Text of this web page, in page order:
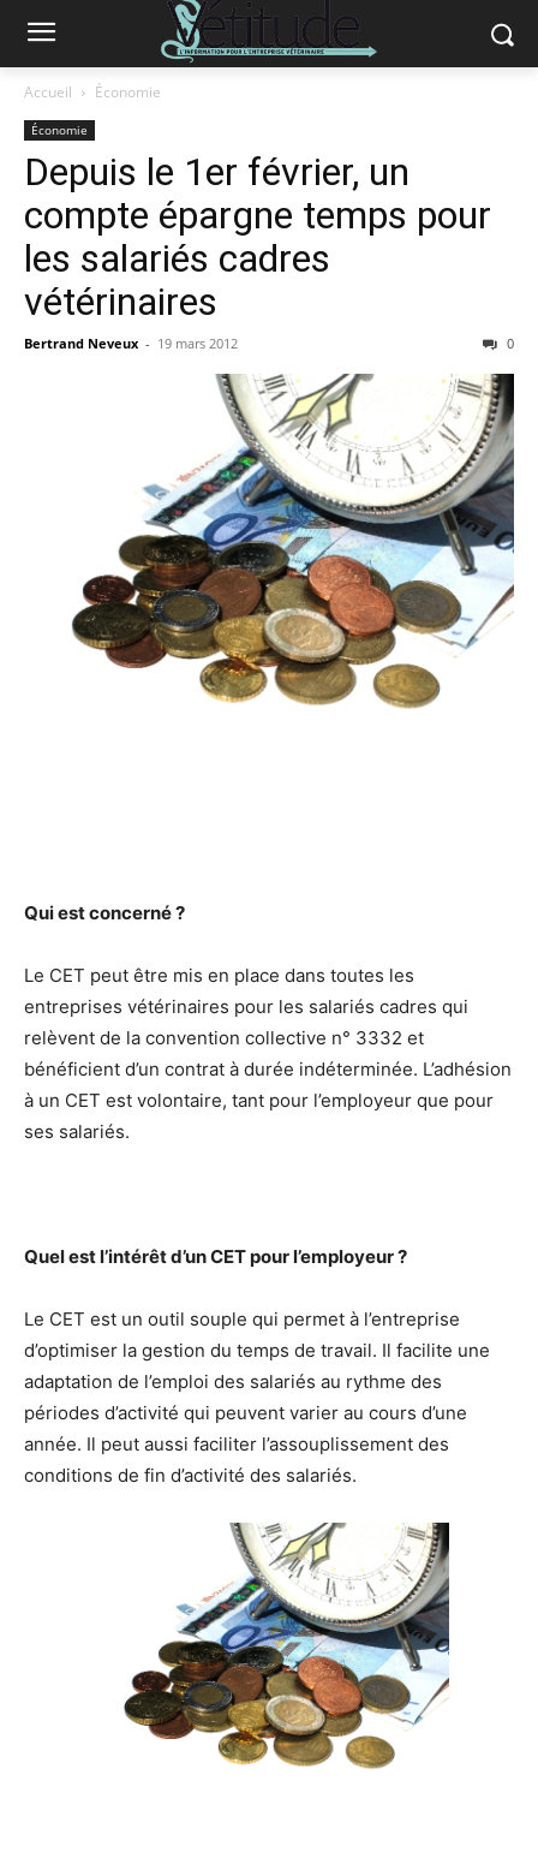
Accueil Économie
Économie
Depuis le 1er février, un
compte épargne temps pour
les salariés cadres
vétérinaires
Bertrand Neveux - 19 mars 2012 0
Qui est concerné ?
Le CET peut être mis en place dans toutes les
entreprises vétérinaires pour les salariés cadres qui
relèvent de la convention collective n° 3332 et
bénéficient d’un contrat à durée indéterminée. L’adhésion
à un CET est volontaire, tant pour l’employeur que pour
ses salariés.
Quel est l’intérêt d’un CET pour l’employeur ?
Le CET est un outil souple qui permet à l’entreprise
d’optimiser la gestion du temps de travail. Il facilite une
adaptation de l’emploi des salariés au rythme des
périodes d’activité qui peuvent varier au cours d’une
année. Il peut aussi faciliter l’assouplissement des
conditions de fin d’activité des salariés.